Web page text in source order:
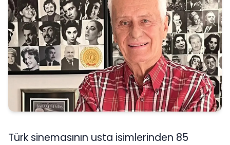
Türk sinemasının usta isimlerinden 85